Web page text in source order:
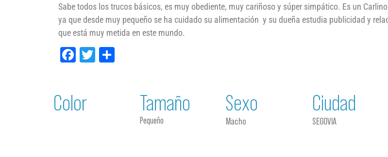
Sabe todos los trucos básicos, es muy obediente, muy cariñoso y súper simpático. Es un
ya que desde muy pequeño se ha cuidado su alimentación y su dueña estudia publicidad y
que está muy metida en este mundo.
Facebook
Twitter
Color Tamaño
Pequeño
Sexo
Macho
Ciudad
SEGOVIA